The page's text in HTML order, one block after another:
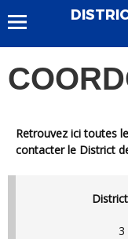
Retrouvez ici toutes les informations vous permettant de
contacter le District